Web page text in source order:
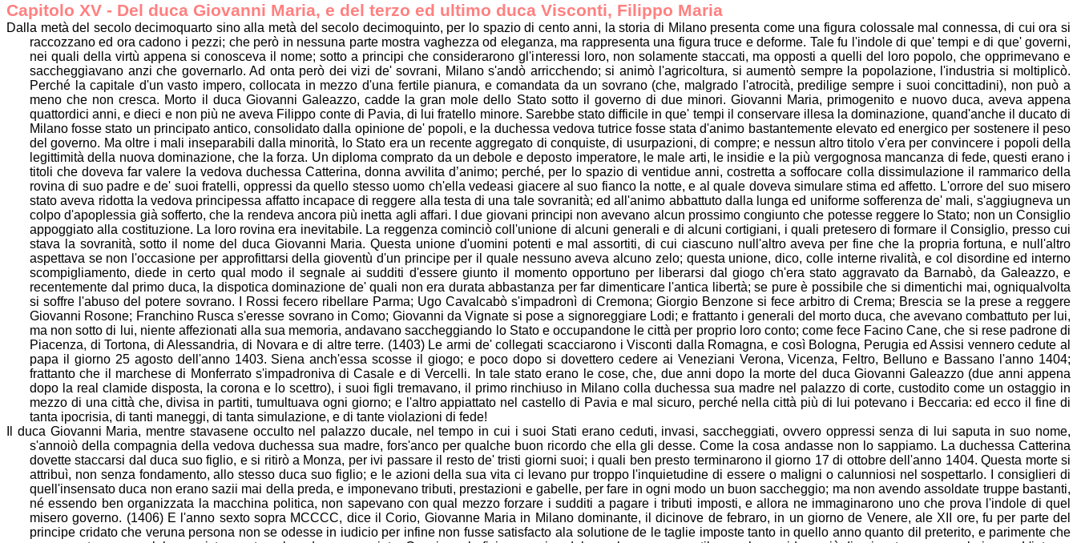
Capitolo XV - Del duca Giovanni Maria, e del terzo ed ultimo duca Visconti, Filippo Maria
Dalla metà del secolo decimoquarto sino alla metà del secolo decimoquinto, per lo spazio di cento anni, la storia di Milano presenta come una figura colossale mal connessa, di cui ora si
raccozzano ed ora cadono i pezzi; che però in nessuna parte mostra vaghezza od eleganza, ma rappresenta una figura truce e deforme. Tale fu l'indole di que' tempi e di que' governi,
nei quali della virtù appena si conosceva il nome; sotto a principi che considerarono gl'interessi loro, non solamente staccati, ma opposti a quelli del loro popolo, che opprimevano e
saccheggiavano anzi che governarlo. Ad onta però dei vizi de' sovrani, Milano s'andò arricchendo; si animò l'agricoltura, si aumentò sempre la popolazione, l'industria si moltiplicò.
Perché la capitale d'un vasto impero, collocata in mezzo d'una fertile pianura, e comandata da un sovrano (che, malgrado l'atrocità, predilige sempre i suoi concittadini), non può a
meno che non cresca. Morto il duca Giovanni Galeazzo, cadde la gran mole dello Stato sotto il governo di due minori. Giovanni Maria, primogenito e nuovo duca, aveva appena
quattordici anni, e dieci e non più ne aveva Filippo conte di Pavia, di lui fratello minore. Sarebbe stato difficile in que' tempi il conservare illesa la dominazione, quand'anche il ducato di
Milano fosse stato un principato antico, consolidato dalla opinione de' popoli, e la duchessa vedova tutrice fosse stata d'animo bastantemente elevato ed energico per sostenere il peso
del governo. Ma oltre i mali inseparabili dalla minorità, lo Stato era un recente aggregato di conquiste, di usurpazioni, di compre; e nessun altro titolo v'era per convincere i popoli della
legittimità della nuova dominazione, che la forza. Un diploma comprato da un debole e deposto imperatore, le male arti, le insidie e la più vergognosa mancanza di fede, questi erano i
titoli che doveva far valere la vedova duchessa Catterina, donna avvilita d’animo; perché, per lo spazio di ventidue anni, costretta a soffocare colla dissimulazione il rammarico della
rovina di suo padre e de' suoi fratelli, oppressi da quello stesso uomo ch'ella vedeasi giacere al suo fianco la notte, e al quale doveva simulare stima ed affetto. L'orrore del suo misero
stato aveva ridotta la vedova principessa affatto incapace di reggere alla testa di una tale sovranità; ed all'animo abbattuto dalla lunga ed uniforme sofferenza de' mali, s'aggiugneva un
colpo d'apoplessia già sofferto, che la rendeva ancora più inetta agli affari. I due giovani principi non avevano alcun prossimo congiunto che potesse reggere lo Stato; non un Consiglio
appoggiato alla costituzione. La loro rovina era inevitabile. La reggenza cominciò coll'unione di alcuni generali e di alcuni cortigiani, i quali pretesero di formare il Consiglio, presso cui
stava la sovranità, sotto il nome del duca Giovanni Maria. Questa unione d'uomini potenti e mal assortiti, di cui ciascuno null'altro aveva per fine che la propria fortuna, e null'altro
aspettava se non l'occasione per approfittarsi del la gioventù d'un principe per il quale nessuno aveva alcuno zelo; questa unione, dico, colle interne rivalità, e col disordine ed interno
scompigliamento, diede in certo qual modo il segnale ai sudditi d'essere giunto il momento opportuno per liberarsi dal
giogo ch'era stato aggravato da Barnabò, da Galeazzo, e
recentemente dal primo duca, la dispotica dominazione de' quali non era durata abbastanza per far dimenticare l'antica libertà; se pure è possibile che si dimentichi mai, ogniqualvolta
si soffre l'abuso del potere sovrano. I Rossi fecero ribellare Parma; Ugo Cavalcabò s'impadronì di Cremona; Giorgio Benzone si fece arbitro di Crema; Brescia se la prese a reggere
Giovanni Rosone; Franchino Rusca s'eresse sovrano in Como; Giovanni da Vignate si pose a signoreggiare Lodi; e frattanto i generali del morto duca, che avevano combattuto per lui,
ma non sotto di lui, niente affezionati alla sua memoria, andavano saccheggiando lo Stato e occupandone le città per proprio loro conto; come fece Facino Cane, che si rese padrone di
Piacenza, di Tortona, di Alessandria, di Novara e di altre terre. (1403) Le armi de' collegati scacciarono i Visconti dalla Romagna, e così Bologna, Perugia ed Assisi vennero cedute al
papa il giorno 25 agosto dell'anno 1403. Siena anch'essa scosse il giogo; e poco dopo si dovettero cedere ai Veneziani Verona, Vicenza, Feltro, Belluno e Bassano l'anno 1404;
frattanto che il marchese di Monferrato s'impadroniva di Casale e di Vercelli. In tale stato erano le cose, che, due anni dopo la mortedel duca Giovanni Galeazzo (due anni appena
dopo la real clamide disposta, la corona e lo scettro), i suoi figli tremavano, il primo rinchiuso in Milano colla duchessa sua madre nel palazzo di corte, custodito come un ostaggio in
mezzo di una città che, divisa in partiti, tumultuava ogni giorno; e l'altro appiattato nel castello di Pavia e mal sicuro, perché nella città più di lui potevano i Beccaria: ed ecco il fine di
tanta ipocrisia, di tanti maneggi, di tanta simulazione, e di tante violazioni di fede!
Il duca Giovanni Maria, mentre stavasene occulto nel palazzo ducale, nel tempo in cui i suoi Stati erano ceduti, invasi, saccheggiati, ovvero oppressi senza di lui saputa in suo nome,
s'annoiò della compagnia della vedova duchessa sua madre, fors'anco per qualche buon ricordo che ella gli desse. Come la cosa andasse non lo sappiamo. La duchessa Catterina
dovette staccarsi dal duca suo figlio, e si ritirò a Monza, per ivi passare il resto de' tristi giorni suoi; i quali ben presto terminarono il giorno 17 di ottobre dell'anno 1404. Questa morte si
attribuì, non senza fondamento, allo stesso duca suo figlio; e le azioni della sua vita ci levano pur troppo l'inquietudine di essere o maligni o calunniosi nel sospettarlo. I consiglieri di
quell'insensato duca non erano sazii mai della preda, e imponevano tributi, prestazioni e gabelle, per fare in ogni modo un buon saccheggio; ma non avendo assoldate truppe bastanti,
né essendo ben organizzata la macchina politica, non sapevano con qual mezzo forzare i sudditi a pagare i tributi imposti, e allora ne immaginarono uno che prova l'indole di quel
misero governo. (1406) E l'anno sexto sopra MCCCC, dice il Corio, Giovanne Maria in Milano dominante, il dicinove de febraro, in un giorno de Venere, ale XII ore, fu per parte del
principe cridato che veruna persona non se odesse in iudicio per infine non fusse satisfacto ala solutione de le taglie imposte tanto in quello anno quanto dil preterito, e parimente che